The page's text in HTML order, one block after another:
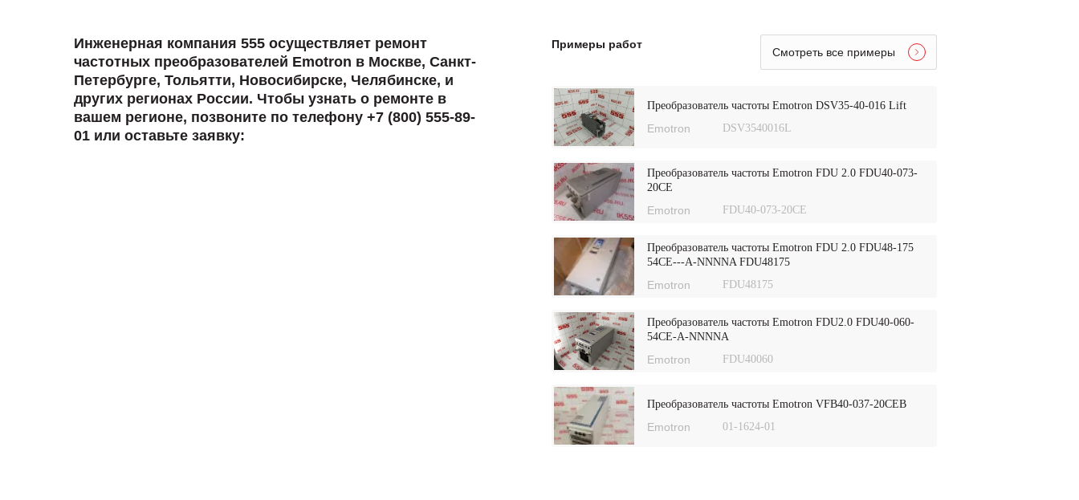
Инженерная компания 555 осуществляет ремонт
частотных преобразователей Emotron в Москве, Санкт-
Петербурге, Тольятти, Новосибирске, Челябинске, и
других регионах России. Чтобы узнать о ремонте в
вашем регионе, позвоните по телефону +7 (800) 555-89-
01 или оставьте заявку:
Примеры работ
Смотреть все примеры
Преобразователь частоты Emotron DSV35-40-016 Lift
Emotron DSV3540016L
Преобразователь частоты Emotron FDU 2.0 FDU40-073-
20CE
Emotron FDU40-073-20CE
Преобразователь частоты Emotron FDU 2.0 FDU48-175
54CE---A-NNNNA FDU48175
Emotron FDU48175
Преобразователь частоты Emotron FDU2.0 FDU40-060-
54CE-A-NNNNA
Emotron FDU40060
Преобразователь частоты Emotron VFB40-037-20CEB
Emotron 01-1624-01